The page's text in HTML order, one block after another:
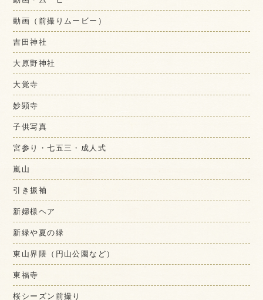
動画（前撮りムービー）
吉田神社
大原野神社
大覚寺
妙顕寺
子供写真
宮参り・七五三・成人式
嵐山
引き振袖
新婦様ヘア
新緑や夏の緑
東山界隈（円山公園など）
東福寺
桜シーズン前撮り